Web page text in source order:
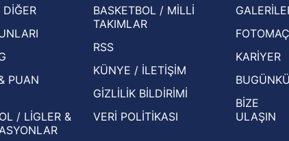
basından gündem olan manşetler!
Beşiktaş'ın UEFA Avrupa Ligi'nde 3. Ön
Eleme Turu muhtemel rakipleri belli oldu!
oldu
PUAN
/ LİGLER &
BASKETBOL / MİLLİ
TAKIMLAR
RSS
KÜNYE / İLETİŞİM
GİZLİLİK BİLDİRİMİ
VERİ POLİTİKASI
KARİYER
BİZE
ULAŞIN